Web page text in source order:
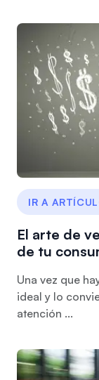
IR A
El arte de
de tu
Una vez que
ideal y lo
atención ...